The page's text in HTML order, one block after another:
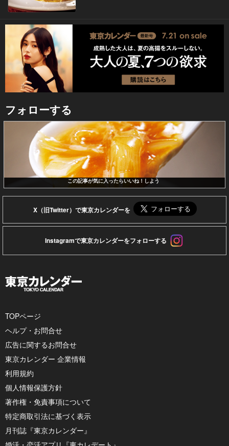
フォローする
この記事が気に入ったらいいね！しよう
X（旧Twitter）で東京カレンダーを
Instagramで東京カレンダーをフォローする
TOPページ
ヘルプ・お問合せ
広告に関するお問合せ
東京カレンダー 企業情報
利用規約
個人情報保護方針
著作権・免責事項について
特定商取引法に基づく表示
月刊誌『東京カレンダー』